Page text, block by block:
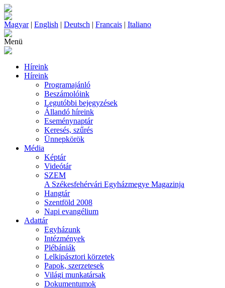
Magyar| English | Deutsch | Francais | Italiano
Menü
Híreink
Híreink
Programajánló
Beszámolóink
Legutóbbi bejegyzések
Állandó híreink
Eseménynaptár
Keresés, szűrés
Ünnepkörök
Média
Képtár
Videótár
SZEM
A Székesfehérvári Egyházmegye Magazinja
Hangtár
Szentföld 2008
Napi evangélium
Adattár
Egyházunk
Intézmények
Plébániák
Lelkipásztori körzetek
Papok, szerzetesek
Világi munkatársak
Dokumentumok